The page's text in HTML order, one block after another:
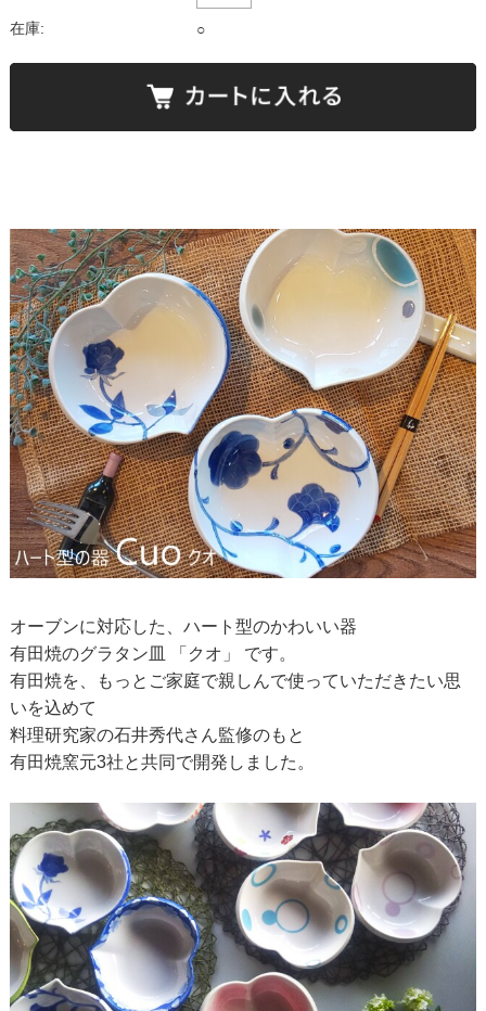
在庫: ○
オーブンに対応した、ハート型のかわいい器
有田焼のグラタン皿 「クオ」 です。
有田焼を、もっとご家庭で親しんで使っていただきたい思
いを込めて
料理研究家の石井秀代さん監修のもと
有田焼窯元3社と共同で開発しました。